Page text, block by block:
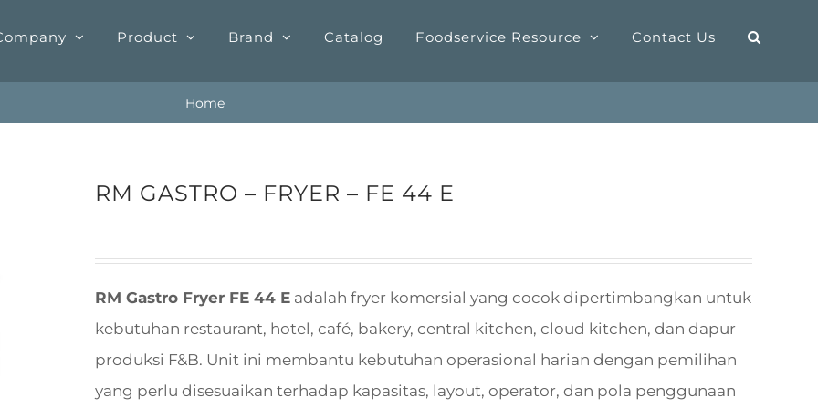
Product Brand Catalog Foodservice Resource Contact Us
Home
RM GASTRO – FRYER – FE 44 E
RM Gastro Fryer FE 44 E adalah fryer komersial yang cocok dipertimbangkan untuk
kebutuhan restaurant, hotel, café, bakery, central kitchen, cloud kitchen, dan dapur
produksi F&B. Unit ini membantu kebutuhan operasional harian dengan pemilihan
yang perlu disesuaikan terhadap kapasitas, layout, operator, dan pola penggunaan